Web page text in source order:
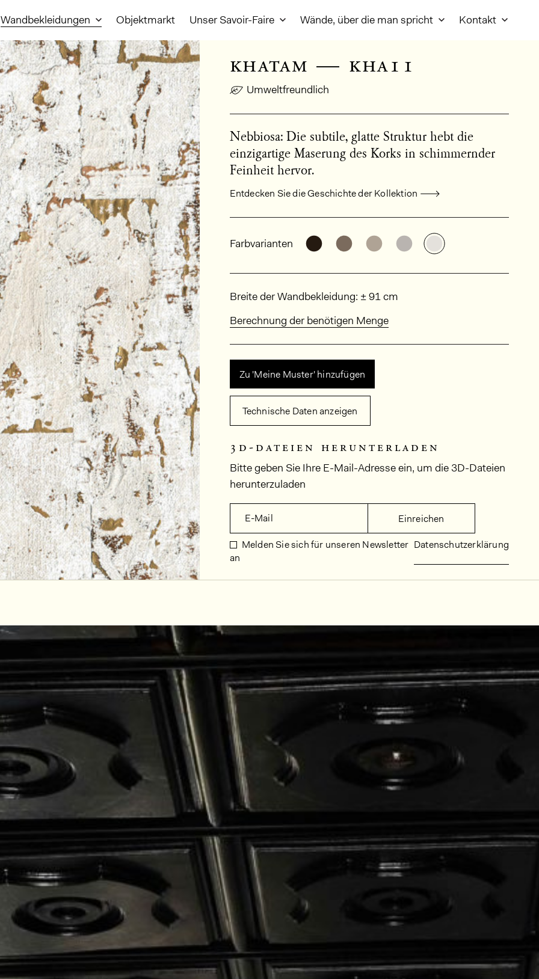
Wandbekleidungen Objektmarkt Unser Savoir-Faire Wände, über die man spricht Kontakt
khatam — kha11
Umweltfreundlich
Nebbiosa: Die subtile, glatte Struktur hebt die
einzigartige Maserung des Korks in schimmernder
Feinheit hervor.
Entdecken Sie die Geschichte der Kollektion
Allgemeine Produktinformationen
Farbvarianten Weitere Varianten entdecken: KHA15
Weitere Varianten entdecken: KHA14
Weitere Varianten entdecken:
Weitere Varianten
Weitere Varianten
Abmessungen
Breite der Wandbekleidung: ± 91 cm
Berechnung der benötigen Menge
Zu 'Meine Muster' hinzufügen
Technische Daten anzeigen
3d-dateien herunterladen
Bitte geben Sie Ihre E-Mail-Adresse ein, um die 3D-Dateien
herunterzuladen
E-Mail Einreichen
Melden Sie sich für unseren Newsletter
an
Datenschutzerklärung